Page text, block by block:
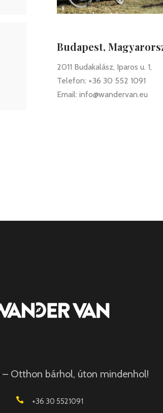
Budapest,
2011 Budakalász, Iparos u. 1,
Telefon: +36 30 552 1091
Email: info@wandervan.eu
– Otthon bárhol, úton mindenhol!
+36 30 5521091